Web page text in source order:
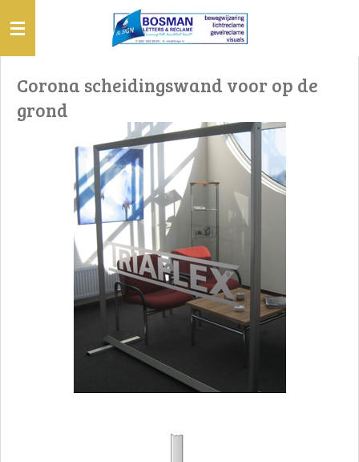
direct
naar
Corona scheidingswand voor op de
grond